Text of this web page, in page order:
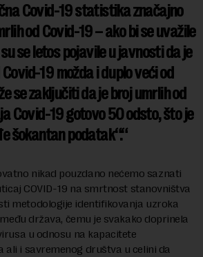
Covid-19 statistika značajno
od Covid-19 – ako bi se uvažile
se letos pojavile u javnosti da je
19 možda i duplo veći od
se zaključiti da je broj umrlih od
Covid-19 gotovo 50 odsto, što je
šokantan podatak“.
nikad pouzdano nećemo saznati
COVID-19 na smrtnost stanovništva
metodologije identifikovanja uzroka
država, čemu je svakako doprinela
u odnosu na kapacitete
ali i savremenog društva u celini da